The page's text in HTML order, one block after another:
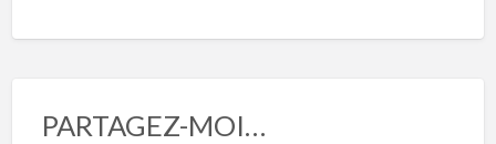
PARTAGEZ-MOI…